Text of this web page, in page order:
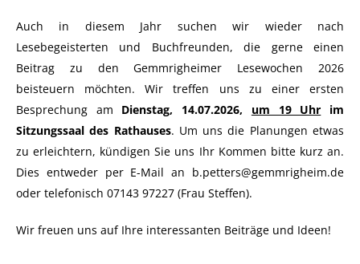
Auch in diesem Jahr suchen wir wieder nach
Lesebegeisterten und Buchfreunden, die gerne einen
Beitrag zu den Gemmrigheimer Lesewochen 2026
beisteuern möchten. Wir treffen uns zu einer ersten
Besprechung am Dienstag, 14.07.2026, um 19 Uhr im
Sitzungssaal des Rathauses. Um uns die Planungen etwas
zu erleichtern, kündigen Sie uns Ihr Kommen bitte kurz an.
Dies entweder per E-Mail an b.petters@gemmrigheim.de
oder telefonisch 07143 97227 (Frau Steffen).
Wir freuen uns auf Ihre interessanten Beiträge und Ideen!